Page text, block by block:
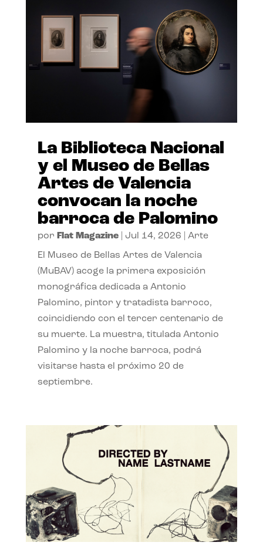
La Biblioteca Nacional
y el Museo de Bellas
Artes de Valencia
convocan la noche
barroca de Palomino
por Flat Magazine| Jul 14, 2026 Arte
El Museo de Bellas Artes de Valencia
(MuBAV) acoge la primera exposición
monográfica dedicada a Antonio
Palomino, pintor y tratadista barroco,
coincidiendo con el tercer centenario de
su muerte. La muestra, titulada Antonio
Palomino y la noche barroca, podrá
visitarse hasta el próximo 20 de
septiembre.